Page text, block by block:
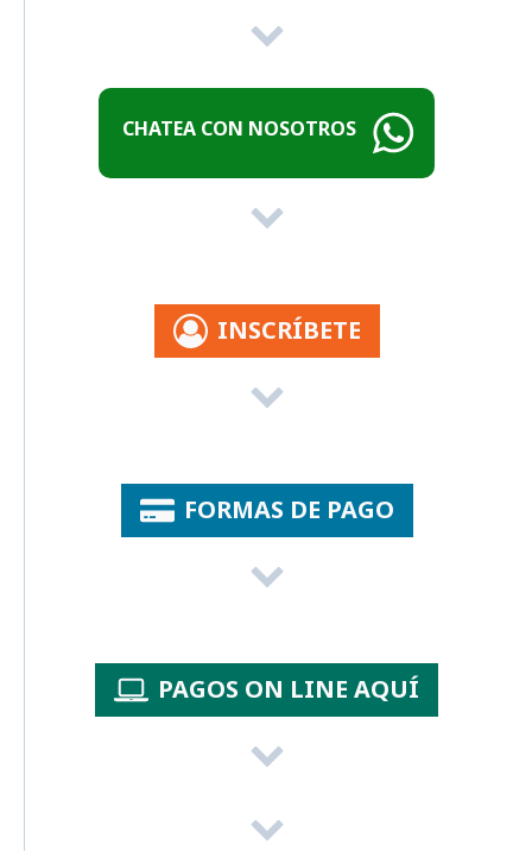
CHATEA CON NOSOTROS
INSCRÍBETE
FORMAS DE PAGO
PAGOS ON LINE AQUÍ